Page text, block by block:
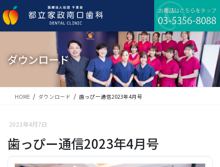
ン
テ
ビ
ゲ
移
ダウンロード
HOME ダウンロード 歯っぴー通信2023年4月号
2023年4月7日
歯っぴー通信2023年4月号